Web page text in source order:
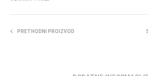
PRETHODNI PROIZVOD